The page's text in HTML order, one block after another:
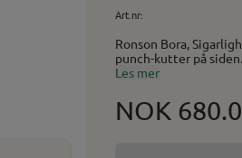
Art.nr:
Ronson Bora, Sigarlighter Bora er en kraftig sigarlighter med dobbel torch
Les mer
NOK